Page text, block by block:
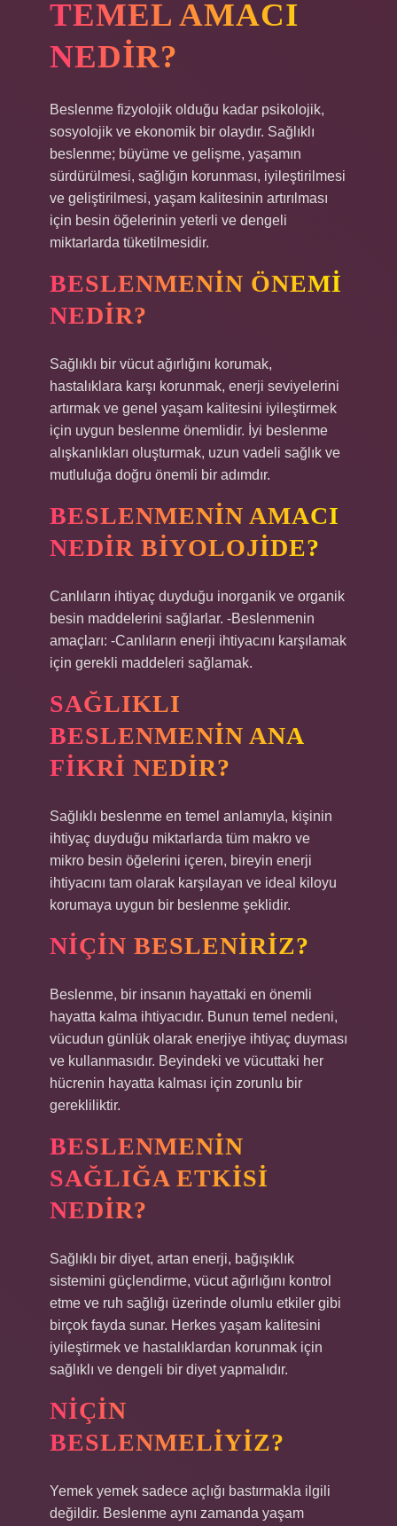
TEMEL AMACI
NEDIR?
Beslenme fizyolojik olduğu kadar psikolojik,
sosyolojik ve ekonomik bir olaydır. Sağlıklı
beslenme; büyüme ve gelişme, yaşamın
sürdürülmesi, sağlığın korunması, iyileştirilmesi
ve geliştirilmesi, yaşam kalitesinin artırılması
için besin öğelerinin yeterli ve dengeli
miktarlarda tüketilmesidir.
BESLENMENIN ÖNEMI
NEDIR?
Sağlıklı bir vücut ağırlığını korumak,
hastalıklara karşı korunmak, enerji seviyelerini
artırmak ve genel yaşam kalitesini iyileştirmek
için uygun beslenme önemlidir. İyi beslenme
alışkanlıkları oluşturmak, uzun vadeli sağlık ve
mutluluğa doğru önemli bir adımdır.
BESLENMENIN AMACI
NEDIR BIYOLOJIDE?
Canlıların ihtiyaç duyduğu inorganik ve organik
besin maddelerini sağlarlar. -Beslenmenin
amaçları: -Canlıların enerji ihtiyacını karşılamak
için gerekli maddeleri sağlamak.
SAĞLIKLI
BESLENMENIN ANA
FIKRI NEDIR?
Sağlıklı beslenme en temel anlamıyla, kişinin
ihtiyaç duyduğu miktarlarda tüm makro ve
mikro besin öğelerini içeren, bireyin enerji
ihtiyacını tam olarak karşılayan ve ideal kiloyu
korumaya uygun bir beslenme şeklidir.
NIÇIN BESLENIRIZ?
Beslenme, bir insanın hayattaki en önemli
hayatta kalma ihtiyacıdır. Bunun temel nedeni,
vücudun günlük olarak enerjiye ihtiyaç duyması
ve kullanmasıdır. Beyindeki ve vücuttaki her
hücrenin hayatta kalması için zorunlu bir
gerekliliktir.
BESLENMENIN
SAĞLIĞA ETKISI
NEDIR?
Sağlıklı bir diyet, artan enerji, bağışıklık
sistemini güçlendirme, vücut ağırlığını kontrol
etme ve ruh sağlığı üzerinde olumlu etkiler gibi
birçok fayda sunar. Herkes yaşam kalitesini
iyileştirmek ve hastalıklardan korunmak için
sağlıklı ve dengeli bir diyet yapmalıdır.
NIÇIN
BESLENMELIYIZ?
Yemek yemek sadece açlığı bastırmakla ilgili
değildir. Beslenme aynı zamanda yaşam